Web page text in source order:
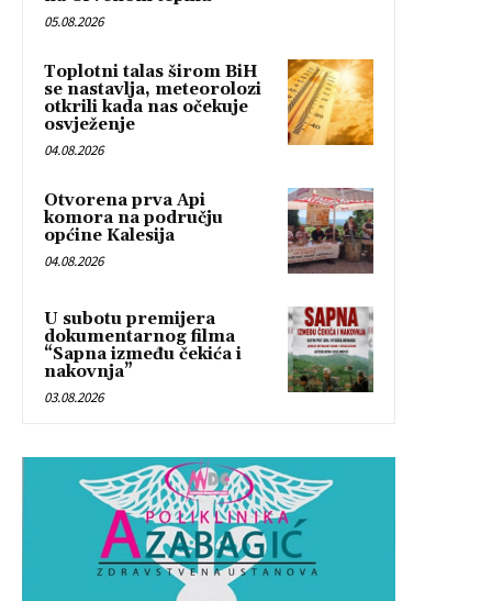
05.08.2026
Toplotni talas širom BiH
se nastavlja, meteorolozi
otkrili kada nas očekuje
osvježenje
04.08.2026
Otvorena prva Api
komora na području
općine Kalesija
04.08.2026
U subotu premijera
dokumentarnog filma
“Sapna između čekića i
nakovnja”
03.08.2026